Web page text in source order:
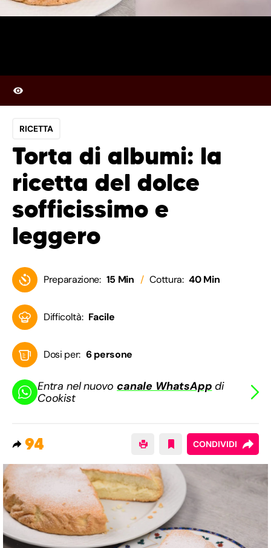
RICETTA
Torta di albumi: la
ricetta del dolce
sofficissimo e
leggero
Preparazione: 15 Min Cottura: 40 Min
Difficoltà: Facile
Dosi per: 6 persone
Entra nel nuovocanale WhatsApp di
Cookist
94 CONDIVIDI